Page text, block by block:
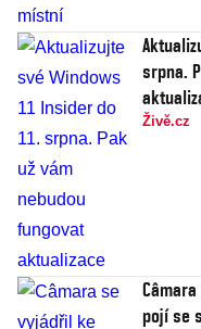
srpna.
Živě.cz
pojí se